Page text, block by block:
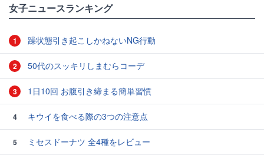
女子ニュースランキング
1 躁状態引き起こしかねないNG行動
2 50代のスッキリしまむらコーデ
3 1日10回 お腹引き締まる簡単習慣
4 キウイを食べる際の3つの注意点
5
ミセスドーナツ 全4種をレビュー